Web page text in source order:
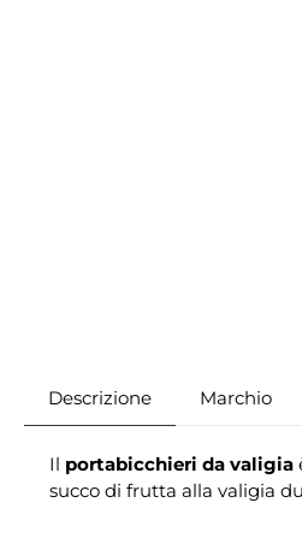
Descrizione Marchio
Il portabicchieri da valigia
succo di frutta alla valigia